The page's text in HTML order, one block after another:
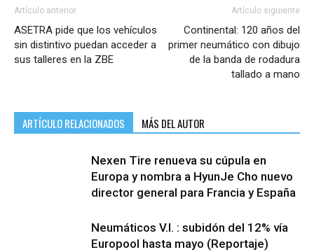
Artículo anterior
ASETRA pide que los vehículos
sin distintivo puedan acceder a
sus talleres en la ZBE
Artículo siguiente
Continental: 120 años del
primer neumático con dibujo
de la banda de rodadura
tallado a mano
ARTÍCULO RELACIONADOS MÁS DEL AUTOR
Nexen Tire renueva su cúpula en
Europa y nombra a HyunJe Cho nuevo
director general para Francia y España
Neumáticos V.I. : subidón del 12% vía
Europool hasta mayo (Reportaje)